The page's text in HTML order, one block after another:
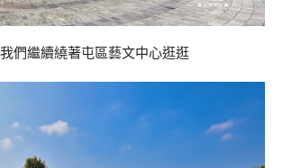
們繼續繞著屯區藝文中心逛逛